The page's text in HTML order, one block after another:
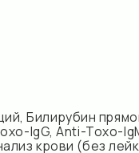
прямой, АлАТ, АсАТ,
лейкоцитарной